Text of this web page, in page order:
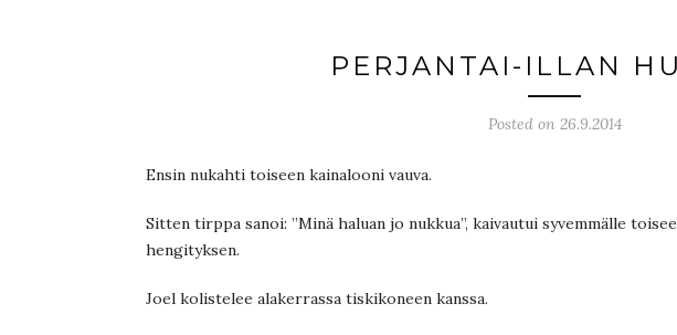
PERJANTAI-ILLAN
Posted on 26.9.2014
Ensin nukahti toiseen kainalooni vauva.
Sitten tirppa sanoi: ”Minä haluan jo nukkua”, kaivautui syvemmälle
hengityksen.
Joel kolistelee alakerrassa tiskikoneen kanssa.